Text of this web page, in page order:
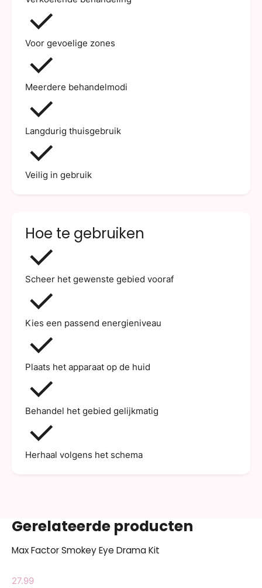
Voor gevoelige zones
Meerdere behandelmodi
Langdurig thuisgebruik
Veilig in gebruik
Hoe te gebruiken
Scheer het gewenste gebied vooraf
Kies een passend energieniveau
Plaats het apparaat op de huid
Behandel het gebied gelijkmatig
Herhaal volgens het schema
Gerelateerde producten
Max Factor Smokey Eye Drama Kit
27.99